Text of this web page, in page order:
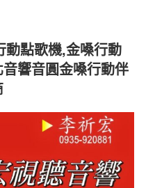
動點歌機,金嗓行動
響音圓金嗓行動伴